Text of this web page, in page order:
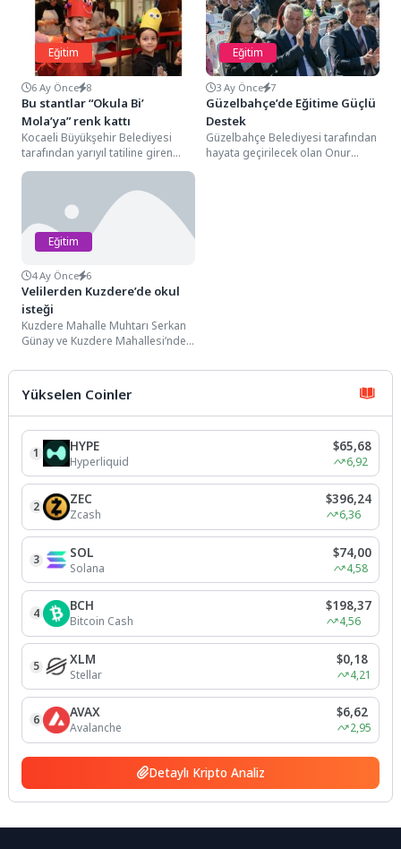
Eğitim
6 Ay Önce 8
Bu stantlar “Okula Bi’
Mola’ya” renk kattı
Kocaeli Büyükşehir Belediyesi
tarafından yarıyıl tatiline giren
öğrenciler için hazırlanan “Okula
Eğitim
3 Ay Önce 7
Güzelbahçe’de Eğitime Güçlü
Destek
Güzelbahçe Belediyesi tarafından
hayata geçirilecek olan Onur
Eğitim
4 Ay Önce 6
Velilerden Kuzdere’de okul
isteği
Kuzdere Mahalle Muhtarı Serkan
Günay ve Kuzdere Mahallesi’nde
Ortaokulu öğrenci...
Yükselen Coinler
1 HYPE
Hyperliquid
$65,68
6,92
2 ZEC
Zcash
$396,24
6,36
3 SOL
Solana
$74,00
4,58
4 BCH
Bitcoin Cash
$198,37
4,56
5 XLM
Stellar
$0,18
4,21
6 AVAX
Avalanche
$6,62
2,95
Detaylı Kripto Analiz